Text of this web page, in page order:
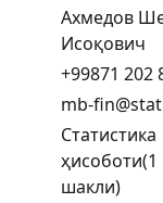
Ахмедов
Исоқович
+99871 202
mb-
Статистика
шакли)